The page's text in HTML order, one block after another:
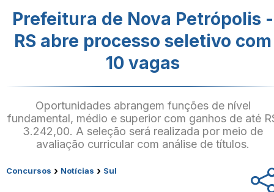
Prefeitura de Nova Petrópolis -
RS abre processo seletivo com
10 vagas
Oportunidades abrangem funções de nível
fundamental, médio e superior com ganhos de até
3.242,00. A seleção será realizada por meio de
avaliação curricular com análise de títulos.
Concursos › Notícias › Sul